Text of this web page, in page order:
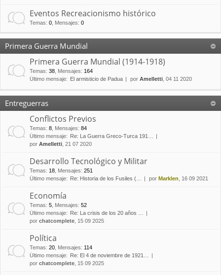
Eventos Recreacionismo histórico
Temas: 0 Mensajes: 0
Primera Guerra Mundial
Primera Guerra Mundial (1914-1918)
Temas: 38 Mensajes: 164
Último mensaje:
El armisticio de Padua por Amelletti , 04 11 2020
Entreguerras
Conflictos Previos
Temas: 8 Mensajes: 84
Último mensaje:
Re: La Guerra Greco-Turca 191…
por Amelletti , 21 07 2020
Desarrollo Tecnológico y Militar
Temas: 18 Mensajes: 251
Último mensaje:
Re: Historia de los Fusiles (… por Marklen , 16 09 2021
Economía
Temas: 5 Mensajes: 52
Último mensaje:
Re: La crisis de los 20 años …
por chatcomplete , 15 09 2025
Política
Temas: 20 Mensajes: 114
Último mensaje:
Re: El 4 de noviembre de 1921…
por chatcomplete , 15 09 2025